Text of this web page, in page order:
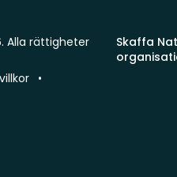
Skaffa
Alla rättigheter